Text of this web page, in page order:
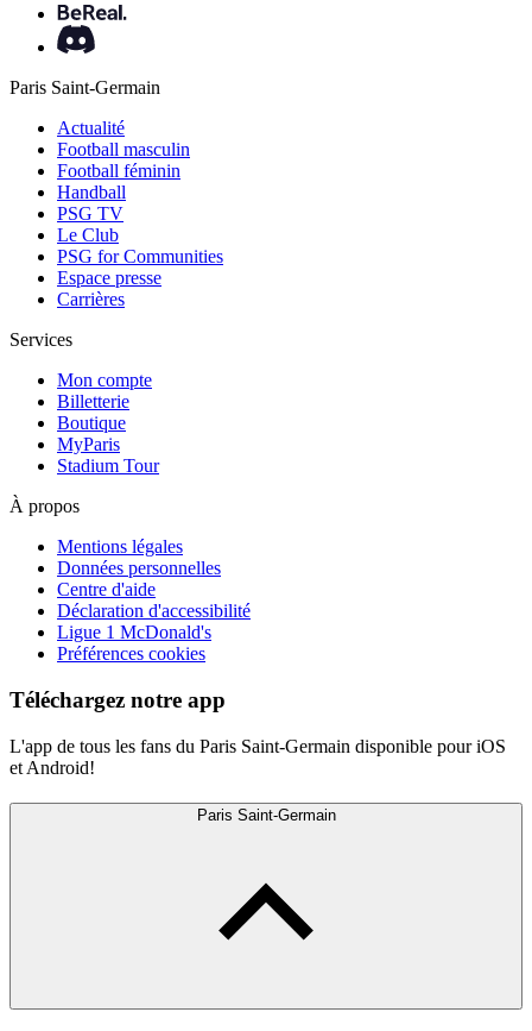
Paris Saint-Germain
Actualité
Football masculin
Football féminin
Handball
PSG TV
Le Club
PSG for Communities
Espace presse
Carrières
Services
Mon compte
Billetterie
Boutique
MyParis
Stadium Tour
À propos
Mentions légales
Données personnelles
Centre d'aide
Déclaration d'accessibilité
Ligue 1 McDonald's
Préférences cookies
Téléchargez notre app
L'app de tous les fans du Paris Saint-Germain disponible pour iOS
et Android!
Paris Saint-Germain